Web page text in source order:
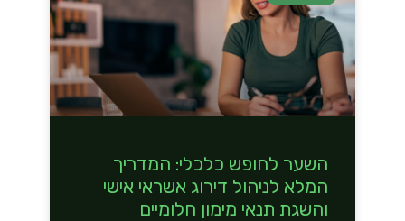
השער לחופש כלכלי: המדריך
המלא לניהול דירוג אשראי אישי
והשגת תנאי מימון חלומיים